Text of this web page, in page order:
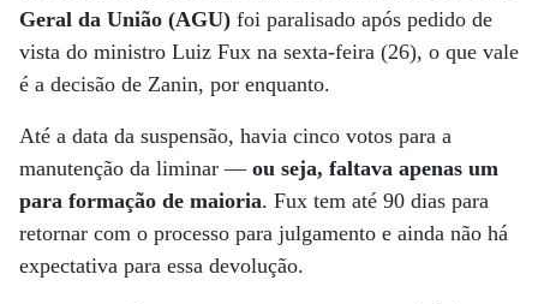
Geral da União (AGU) foi paralisado após pedido de
vista do ministro Luiz Fux na sexta-feira (26), o que vale
é a decisão de Zanin, por enquanto.
Até a data da suspensão, havia cinco votos para a
manutenção da liminar — ou seja, faltava apenas um
para formação de maioria. Fux tem até 90 dias para
retornar com o processo para julgamento e ainda não há
expectativa para essa devolução.